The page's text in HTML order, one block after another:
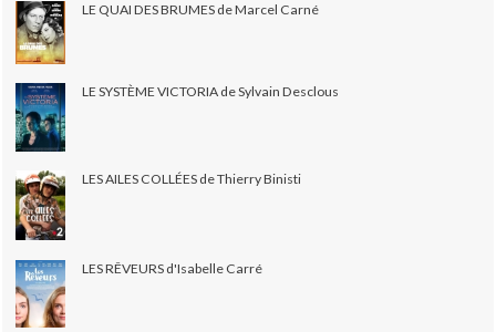
LE QUAI DES BRUMES de Marcel Carné
LE SYSTÈME VICTORIA de Sylvain Desclous
LES AILES COLLÉES de Thierry Binisti
LES RÊVEURS d'Isabelle Carré